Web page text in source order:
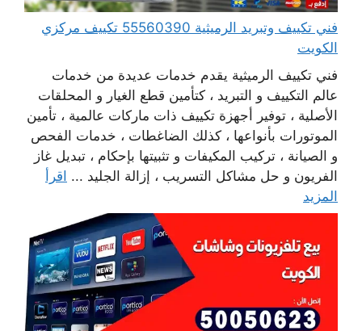
فني تكييف وتبريد الرميثية 55560390 تكييف مركزي
الكويت
فني تكييف الرميثية يقدم خدمات عديدة من خدمات
عالم التكييف و التبريد ، كتأمين قطع الغيار و المحلقات
الأصلية ، توفير أجهزة تكييف ذات ماركات عالمية ، تأمين
الموتورات بأنواعها ، كذلك الضاغطات ، خدمات الفحص
و الصيانة ، تركيب المكيفات و تثبيتها بإحكام ، تبديل غاز
الفريون و حل مشاكل التسريب ، إزالة الجليد ... اقرأ
المزيد